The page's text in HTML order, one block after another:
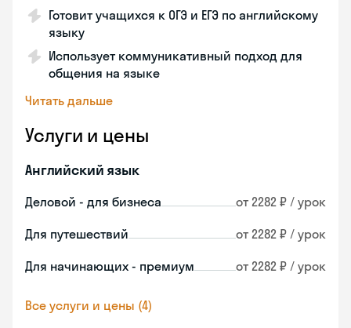
Готовит учащихся к ОГЭ и ЕГЭ по английскому
языку
Использует коммуникативный подход для
общения на языке
Читать дальше
Услуги и цены
Английский язык
Деловой - для бизнеса от 2282 ₽ / урок
Для путешествий от 2282 ₽ / урок
Для начинающих - премиум от 2282 ₽ / урок
Все услуги и цены (4)